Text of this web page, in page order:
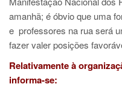
amanhã; é óbvio que uma
e professores na rua será
fazer valer posições
Relativamente à
informa-se: